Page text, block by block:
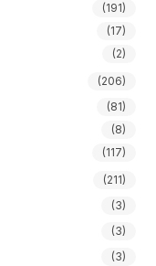
(191)
(17)
(2)
(206)
(81)
(8)
(117)
(211)
(3)
(3)
(3)